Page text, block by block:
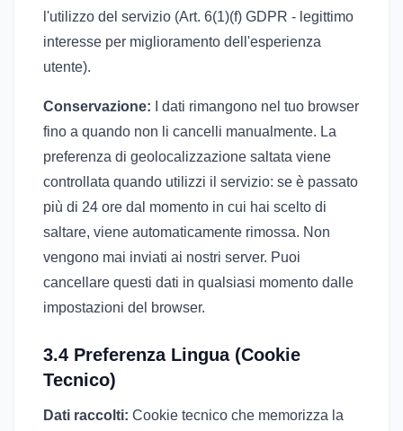
l'utilizzo del servizio (Art. 6(1)(f) GDPR - legittimo
interesse per miglioramento dell'esperienza
utente).
Conservazione: I dati rimangono nel tuo browser
fino a quando non li cancelli manualmente. La
preferenza di geolocalizzazione saltata viene
controllata quando utilizzi il servizio: se è passato
più di 24 ore dal momento in cui hai scelto di
saltare, viene automaticamente rimossa. Non
vengono mai inviati ai nostri server. Puoi
cancellare questi dati in qualsiasi momento dalle
impostazioni del browser.
3.4 Preferenza Lingua (Cookie
Tecnico)
Dati raccolti: Cookie tecnico che memorizza la